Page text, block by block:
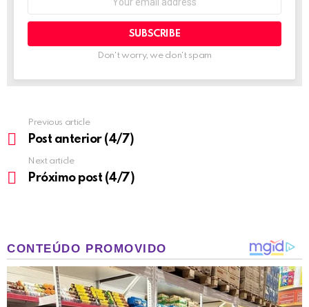
Don't worry, we don't spam
more
Previous article
Post anterior (4/7)
Next article
Próximo post (4/7)